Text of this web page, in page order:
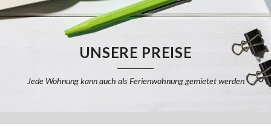
Unsere Preise
Belegungskalender
UNSERE PREISE
Jede Wohnung kann auch als Ferienwohnung gemietet werden